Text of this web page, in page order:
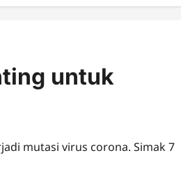
untuk
mutasi virus corona. Simak 7